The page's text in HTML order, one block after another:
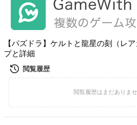
【パズドラ】ケルトと龍星の刻（レ
プと詳細